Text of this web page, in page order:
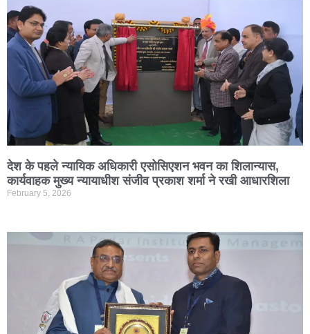
देश के पहले न्यायिक अधिकारी एसोसिएशन भवन का शिलान्यास,
कार्यवाहक मुख्य न्यायाधीश संजीव प्रकाश शर्मा ने रखी आधारशिला
February 5, 2026